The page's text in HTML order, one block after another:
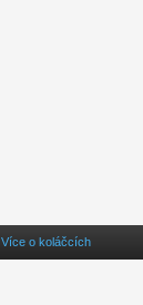
Více o koláčcích